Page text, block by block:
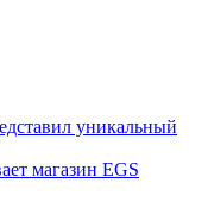
уникальный
магазин EGS